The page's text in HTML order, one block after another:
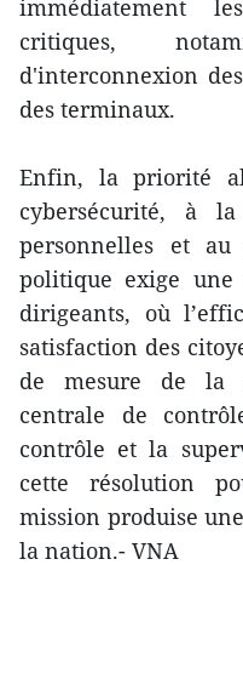
immédiatement
critiques,
d'interconnexion
des terminaux.
Enfin, la priorité
cybersécurité, à
personnelles et
politique exige une
dirigeants, où
satisfaction des
de mesure de la
centrale de
contrôle et la
cette résolution
mission produise
la nation.- VNA